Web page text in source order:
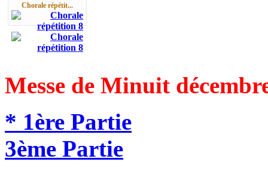
Chorale répétit...
Messe de Minuit
* 1ère Partie
3ème Partie